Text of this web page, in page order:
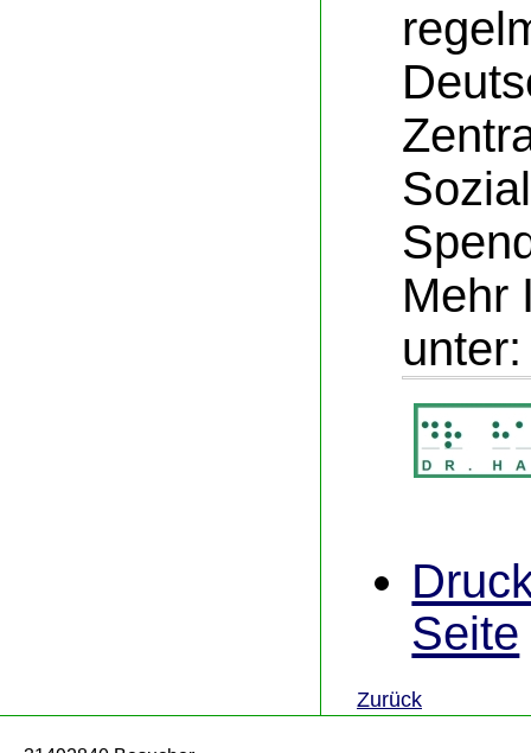
Mehr
Seite
Zurück